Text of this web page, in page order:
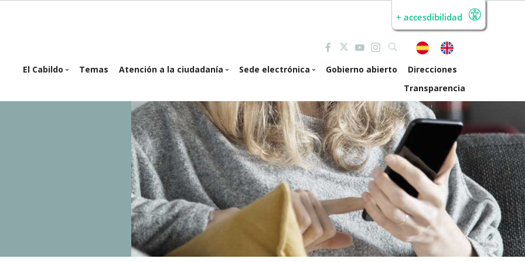
+ accesdibilidad
El Cabildo Temas Atención a la ciudadanía
Atención presencial
Atención telemática
Cita Previa
Buzón Ciudadanos
Sede electrónica
Sede electrónica
Oferta pública de
empleo
Gobierno abierto
Direcciones
Transparencia